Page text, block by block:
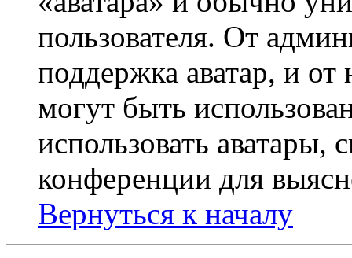
пользователя. От
поддержка аватар, и от
могут быть
использовать аватары,
конференции для
Вернуться к началу